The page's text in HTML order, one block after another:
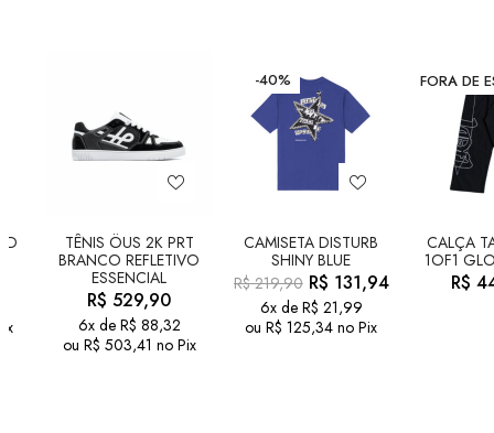
TÊNIS ÖUS 2K PRT
BRANCO REFLETIVO
ESSENCIAL
R$ 529,90
6x de R$ 88,32
ou R$ 503,41 no Pix
-40%
CAMISETA DISTURB
SHINY BLUE
R$219,90 R$ 131,94
6x de R$ 21,99
ou R$ 125,34 no Pix
FORA DE
CALÇA
1OF1
R$